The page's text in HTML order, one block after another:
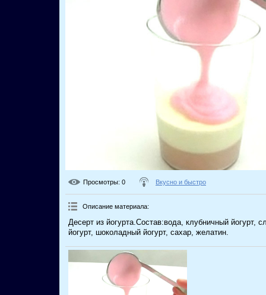
Просмотры: 0 Вкусно и быстро
Описание материала:
Десерт из йогурта.Состав:вода, клубничный йогурт,
йогурт, шоколадный йогурт, сахар, желатин.